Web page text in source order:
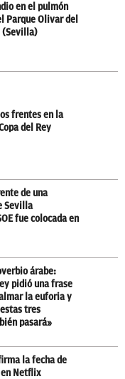
en el pulmón
Parque Olivar del
(Sevilla)
frentes en la
del Rey
de una
Sevilla
fue colocada en
árabe:
pidió una frase
la euforia y
tres
pasará»
la fecha de
Netflix